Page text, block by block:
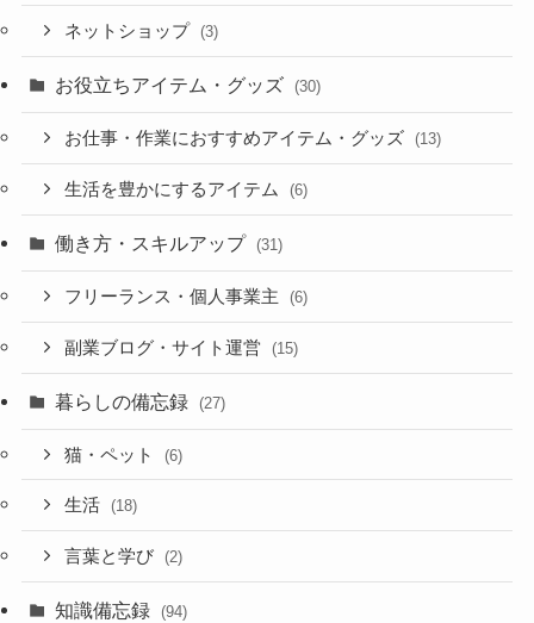
ネットショップ (3)
お役立ちアイテム・グッズ (30)
お仕事・作業におすすめアイテム・グッズ (13)
生活を豊かにするアイテム (6)
働き方・スキルアップ (31)
フリーランス・個人事業主 (6)
副業ブログ・サイト運営 (15)
暮らしの備忘録 (27)
猫・ペット (6)
生活 (18)
言葉と学び (2)
知識備忘録 (94)